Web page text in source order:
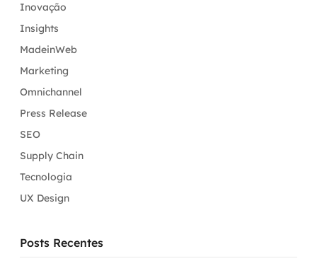
Inovação
Insights
MadeinWeb
Marketing
Omnichannel
Press Release
SEO
Supply Chain
Tecnologia
UX Design
Posts Recentes